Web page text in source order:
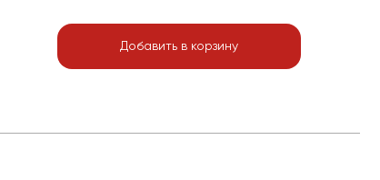
Добавить в корзину